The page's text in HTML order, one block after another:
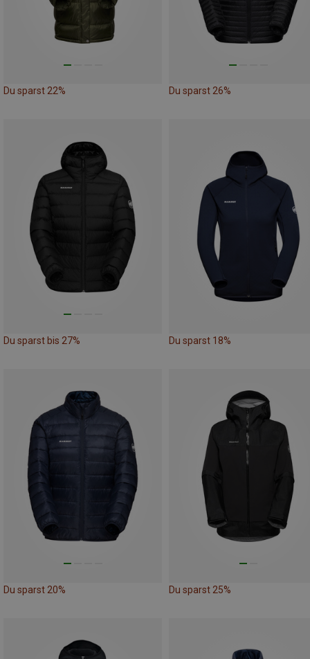
Du sparst 22% Du sparst 26%
Du sparst bis 27% Du sparst 18%
Du sparst 20% Du sparst 25%